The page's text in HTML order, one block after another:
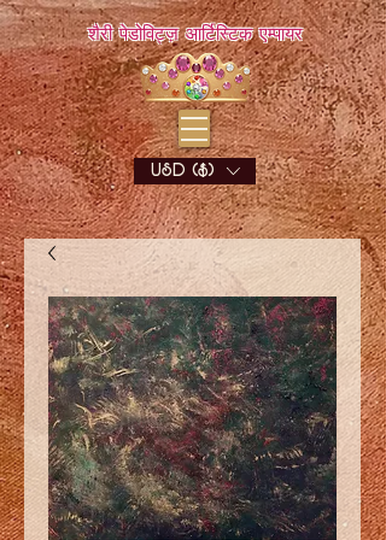
शैरी पेडोविट्ज़ आर्टिस्टिक एम्पायर
USD ($)